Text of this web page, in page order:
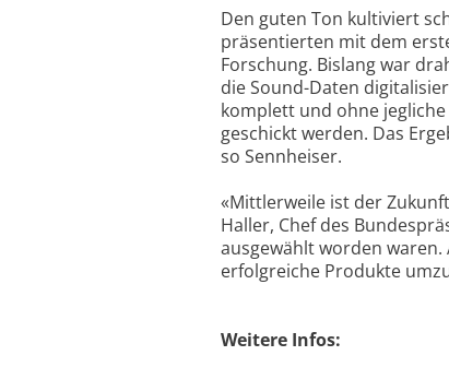
Den guten Ton kultiviert
präsentierten mit dem
Forschung. Bislang war
die Sound-Daten
komplett und ohne
geschickt werden. Das
so Sennheiser.
«Mittlerweile ist der
Haller, Chef des
ausgewählt worden waren.
erfolgreiche Produkte
Weitere Infos: